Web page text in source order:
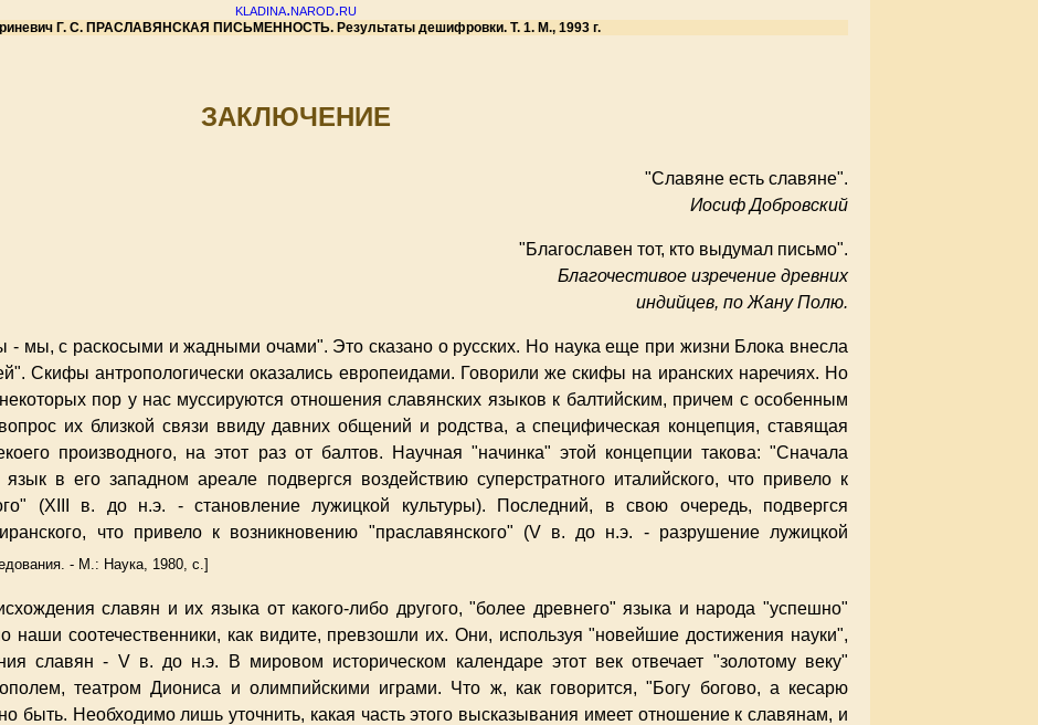
kladina.narod.ru
Г. С. ПРАСЛАВЯНСКАЯ ПИСЬМЕННОСТЬ. Результаты дешифровки. Т. 1. М., 1993 г.
ЗАКЛЮЧЕНИЕ
"Славяне есть славяне".
Иосиф Добровский
"Благославен тот, кто выдумал письмо".
Благочестивое изречение древних
индийцев, по Жану Полю.
мы, с раскосыми и жадными очами". Это сказано о русских. Но наука еще при жизни Блока внесла
Скифы антропологически оказались европеидами. Говорили же скифы на иранских наречиях. Но
пор у нас муссируются отношения славянских языков к балтийским, причем с особенным
их близкой связи ввиду давних общений и родства, а специфическая концепция, ставящая
производного, на этот раз от балтов. Научная "начинка" этой концепции такова: "Сначала
язык в его западном ареале подвергся воздействию суперстратного италийского, что привело к
(XIII в. до н.э. - становление лужицкой культуры). Последний, в свою очередь, подвергся
иранского, что привело к возникновению "праславянского" (V в. до н.э. - разрушение лужицкой
- М.: Наука, 1980, с.]
славян и их языка от какого-либо другого, "более древнего" языка и народа "успешно"
наши соотечественники, как видите, превзошли их. Они, используя "новейшие достижения науки",
славян - V в. до н.э. В мировом историческом календаре этот век отвечает "золотому веку"
театром Диониса и олимпийскими играми. Что ж, как говорится, "Богу богово, а кесарю
быть. Необходимо лишь уточнить, какая часть этого высказывания имеет отношение к славянам, и